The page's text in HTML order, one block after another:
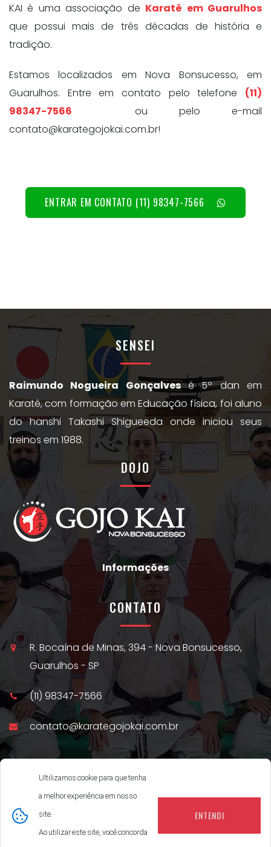
KAI é uma associação de Karatê em Guarulhos
que possui mais de três décadas de história e
tradição.
Estamos localizados em Nova Bonsucesso, em
Guarulhos. Entre em contato pelo telefone (11)
98347-7566 ou pelo e-mail
contato@karategojokai.com.br!
ENTRAR EM CONTATO (11) 98347-7566
SENSEI
Raimundo Nogueira Gonçalvesé 5º dan em
Karatê, com formação em Educação física, foi aluno
do hanshi Takashi Shigueeda onde iniciou seus
treinos em 1988.
DOJO
Informações
CONTATO
R. Bocaína de Minas, 394 - Nova Bonsucesso,
Guarulhos - SP
(11) 98347-7566
contato@karategojokai.com.br
Ultilizamos cookie para que tenha
a melhor experiência em nosso
site.
Ao utilizar este site, você concorda
ENTENDI